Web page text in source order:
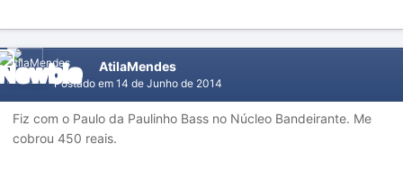
AtilaMendes
Postado em 14 de Junho de 2014
Fiz com o Paulo da Paulinho Bass no Núcleo Bandeirante. Me
cobrou 450 reais.